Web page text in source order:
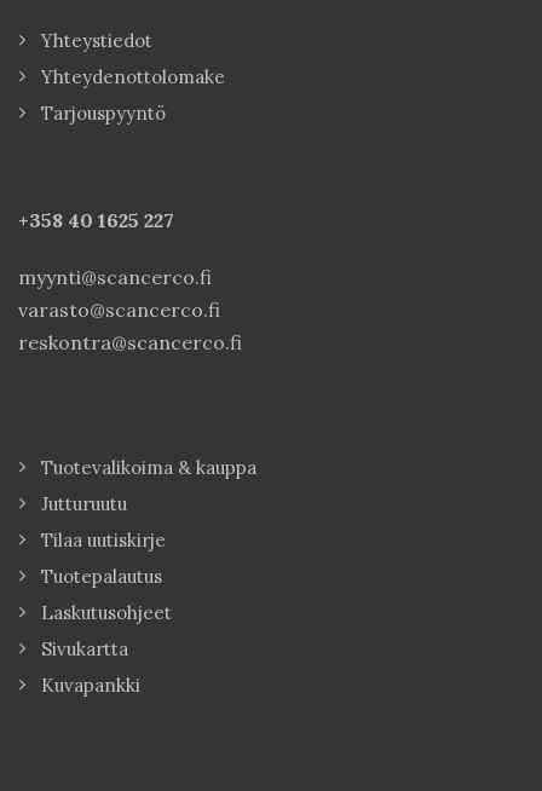
Yhteystiedot
Yhteydenottolomake
Tarjouspyyntö
+358 40 1625 227
myynti@scancerco.fi
varasto@scancerco.fi
reskontra@scancerco.fi
Tuotevalikoima & kauppa
Jutturuutu
Tilaa uutiskirje
Tuotepalautus
Laskutusohjeet
Sivukartta
Kuvapankki